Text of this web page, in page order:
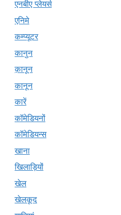
एनबीए प्लेयर्स
एनिमे
कम्प्यूटर
कानुन
क़ानून
कानून
कारें
कॉमेडियनों
कॉमेडियन्स
खाना
खिलाड़ियों
खेल
खेलकूद